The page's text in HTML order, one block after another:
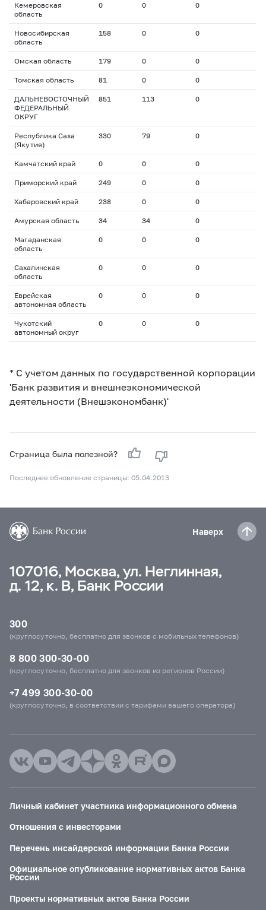
Кемеровская
область
0 0 0
Новосибирская
область
158 0 0
Омская область 179 0 0
Томская область 81 0 0
ДАЛЬНЕВОСТОЧНЫЙ
ФЕДЕРАЛЬНЫЙ
ОКРУГ
851 113 0
Республика Саха
(Якутия)
330 79 0
Камчатский край 0 0 0
Приморский край 249 0 0
Хабаровский край 238 0 0
Амурская область 34 34 0
Магаданская
область
0 0 0
Сахалинская
область
0 0 0
Еврейская
автономная область
0 0 0
Чукотский
автономный округ
0 0 0
* С учетом данных по государственной корпорации
'Банк развития и внешнеэкономической
деятельности (Внешэкономбанк)'
Страница была полезной?
Последнее обновление страницы: 05.04.2013
Наверх
107016, Москва, ул. Неглинная,
д. 12, к. В, Банк России
300
(круглосуточно, бесплатно для звонков с мобильных телефонов)
8 800 300-30-00
(круглосуточно, бесплатно для звонков из регионов России)
+7 499 300-30-00
(круглосуточно, в соответствии с тарифами вашего оператора)
Личный кабинет участника информационного обмена
Отношения с инвесторами
Перечень инсайдерской информации Банка России
Официальное опубликование нормативных актов Банка
России
Проекты нормативных актов Банка России